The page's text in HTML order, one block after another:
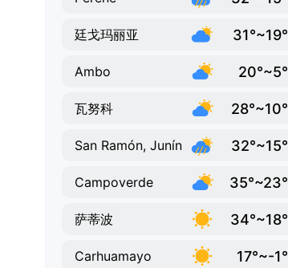
廷戈玛丽亚 31°~19°
Ambo 20°~5°
瓦努科 28°~10°
San Ramón, Junín 32°~15°
Campoverde 35°~23°
萨蒂波 34°~18°
Carhuamayo 17°~-1°